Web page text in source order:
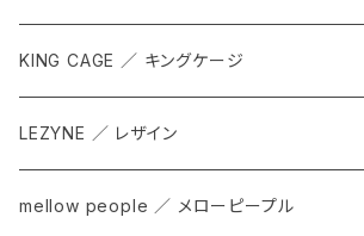
KING CAGE ／ キングケージ
LEZYNE ／ レザイン
mellow people ／ メローピープル